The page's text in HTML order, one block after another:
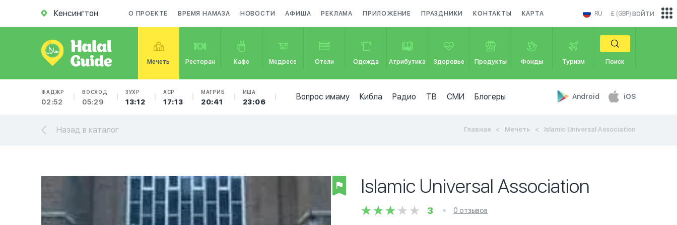
Кенсингтон О ПРОЕКТЕ ВРЕМЯ НАМАЗА НОВОСТИ АФИША РЕКЛАМА ПРИЛОЖЕНИЕ ПРАЗДНИКИ КОНТАКТЫ КАРТА RU £ (GBP)
Мечеть Ресторан Кафе Медресе Отели Одежда Атрибутика Здоровье Продукты Фонды Туризм Поиск
ФАДЖР
02:52
ВОСХОД
05:29
ЗУХР
13:12
АСР
17:13
МАГРИБ
20:41
ИША
23:06
Вопрос имаму Кибла Радио ТВ СМИ Блогеры Android iOS
войти
Назад в каталог Главная Мечеть Islamic Universal Association
Islamic Universal Association
3 0 отзывов